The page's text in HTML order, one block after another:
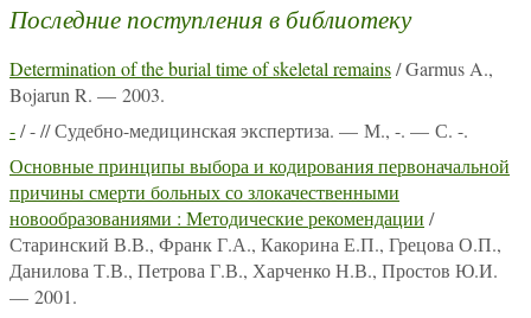
Последние поступления в библиотеку
Determination of the burial time of skeletal remains/ Garmus A.,
Bojarun R. — 2003.
-/ - // Судебно-медицинская экспертиза. — М., -. — С. -.
Основные принципы выбора и кодирования первоначальной
причины смерти больных со злокачественными
новообразованиями : Методические рекомендации /
Старинский В.В., Франк Г.А., Какорина Е.П., Грецова О.П.,
Данилова Т.В., Петрова Г.В., Харченко Н.В., Простов Ю.И.
— 2001.